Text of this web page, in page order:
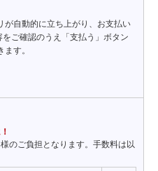
が自動的に立ち上がり、お支払い
ご確認のうえ「支払う」ボタン
す。
のご負担となります。手数料は以